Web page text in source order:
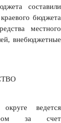
составили
бюджета
местного
внебюджетные
ведется
за счет